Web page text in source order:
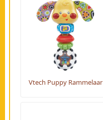
Vtech Puppy Rammelaar